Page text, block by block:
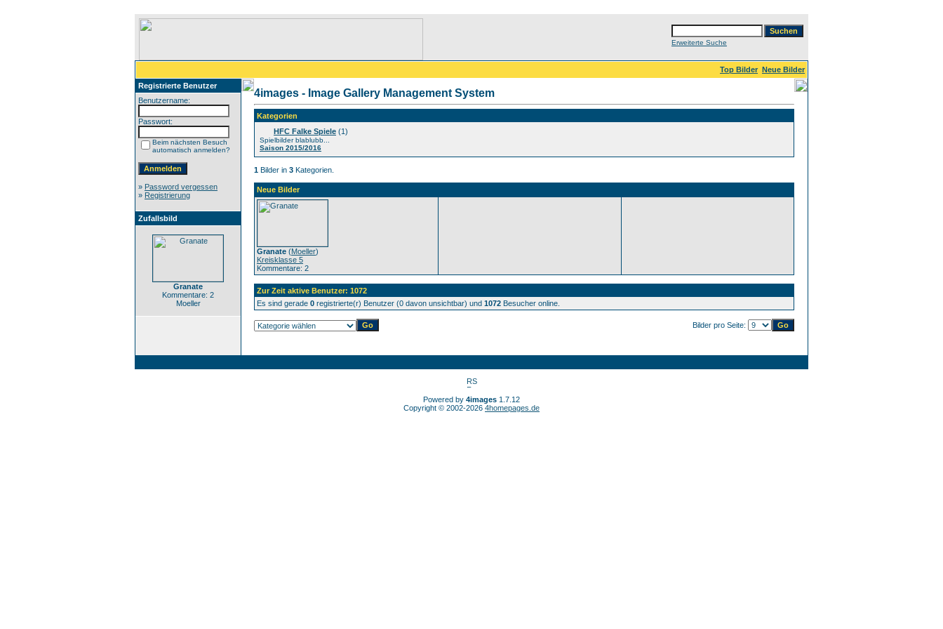
Erweiterte Suche
Top Bilder Neue Bilder
Registrierte Benutzer
Benutzername:
Passwort:
Beim nächsten Besuch
automatisch anmelden?
» Password vergessen
» Registrierung
Zufallsbild
Granate
Kommentare: 2
Moeller
4images - Image Gallery Management System
Kategorien
HFC Falke Spiele (1)
Spielbilder blablubb...
Saison 2015/2016
1 Bilder in 3 Kategorien.
Neue Bilder
Granate (Moeller)
Kreisklasse 5
Kommentare: 2
Zur Zeit aktive Benutzer: 1072
Es sind gerade 0 registrierte(r) Benutzer (0 davon unsichtbar) und 1072 Besucher online.
Bilder pro Seite:
Powered by 4images 1.7.12
Copyright © 2002-2026 4homepages.de